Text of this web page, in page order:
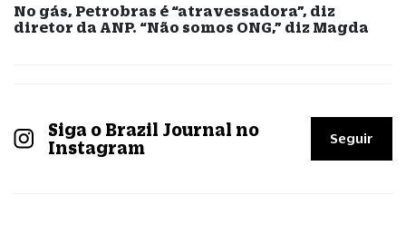
No gás, Petrobras é “atravessadora”, diz
diretor da ANP. “Não somos ONG,” diz Magda
Siga o Brazil Journal no
Instagram
Seguir